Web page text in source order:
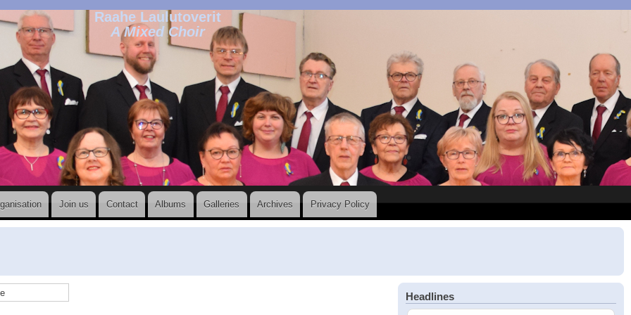
Raahe Laulutoverit
A Mixed Choir
Join us Contact Albums Galleries Archives Privacy Policy
Headlines